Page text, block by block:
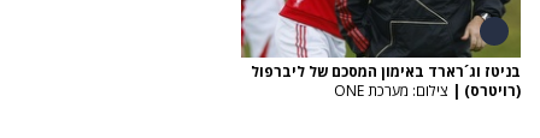
בניטז וג´רארד באימון המסכם של ליברפול
(רויטרס) | צילום: מערכת ONE